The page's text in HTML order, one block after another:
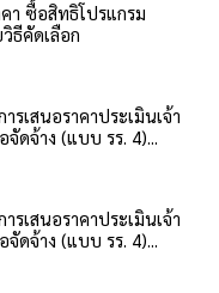
า ซื้อสิทธิโปรแกรม
ธีคัดเลือก
รเสนอราคาประเมินเจ้า
ดจ้าง (แบบ รร. 4)...
รเสนอราคาประเมินเจ้า
ดจ้าง (แบบ รร. 4)...